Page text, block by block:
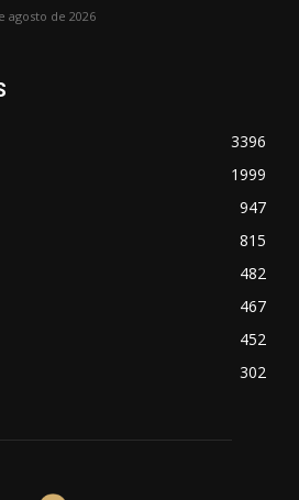
agosto de 2026
3396
1999
947
815
482
467
452
302